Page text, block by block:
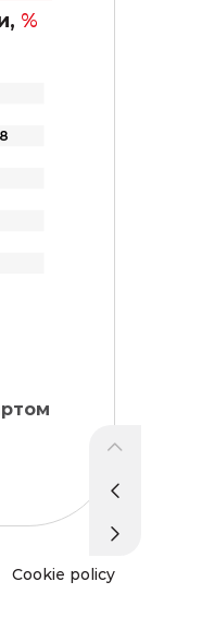
%
8
Cookie policy